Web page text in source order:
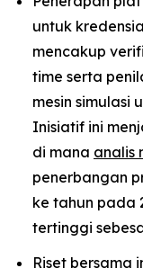
untuk
mencakup
time serta
mesin simulasi
Inisiatif ini
di mana analis
penerbangan
ke tahun pada
tertinggi
Riset bersama